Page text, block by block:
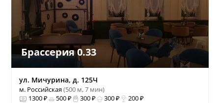
Брассерия 0.33
ул. Мичурина, д. 125Ч
м. Российская(500 м, 7 мин)
1300 ₽
500 ₽ 300 ₽ 300 ₽ 200 ₽